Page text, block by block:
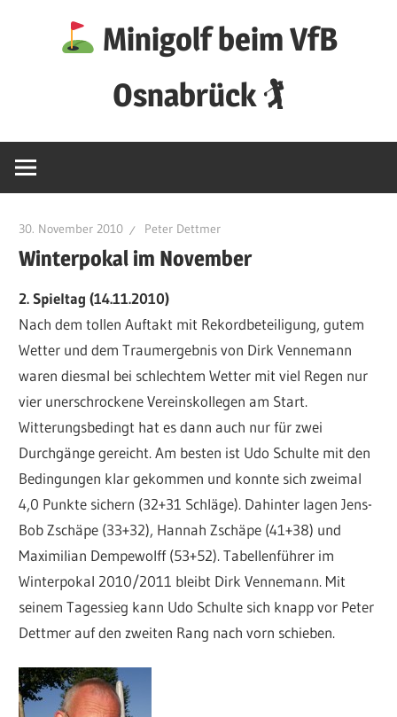
Minigolf beim VfB
Osnabrück 🏌
30. November 2010 Peter Dettmer
Winterpokal im November
2. Spieltag (14.11.2010)
Nach dem tollen Auftakt mit Rekordbeteiligung, gutem
Wetter und dem Traumergebnis von Dirk Vennemann
waren diesmal bei schlechtem Wetter mit viel Regen nur
vier unerschrockene Vereinskollegen am Start.
Witterungsbedingt hat es dann auch nur für zwei
Durchgänge gereicht. Am besten ist Udo Schulte mit den
Bedingungen klar gekommen und konnte sich zweimal
4,0 Punkte sichern (32+31 Schläge). Dahinter lagen Jens-
Bob Zschäpe (33+32), Hannah Zschäpe (41+38) und
Maximilian Dempewolff (53+52). Tabellenführer im
Winterpokal 2010/2011 bleibt Dirk Vennemann. Mit
seinem Tagessieg kann Udo Schulte sich knapp vor Peter
Dettmer auf den zweiten Rang nach vorn schieben.